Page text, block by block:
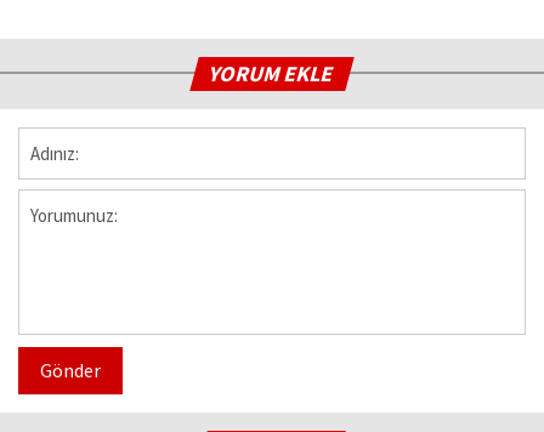
YORUM EKLE
Gönder